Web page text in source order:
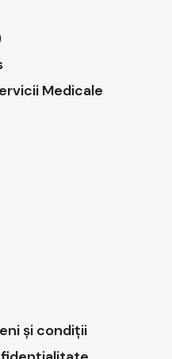
Medicale
și condiții